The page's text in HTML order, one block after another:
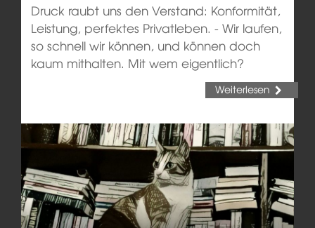
Druck raubt uns den Verstand: Konformität,
Leistung, perfektes Privatleben. - Wir laufen,
so schnell wir können, und können doch
kaum mithalten. Mit wem eigentlich?
Weiterlesen